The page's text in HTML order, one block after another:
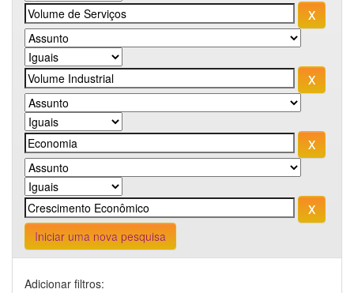
Iniciar uma nova pesquisa
Adicionar filtros: